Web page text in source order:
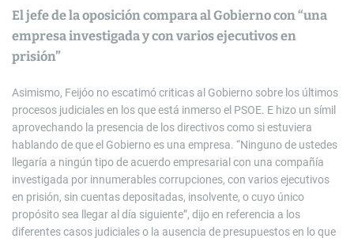
El jefe de la oposición compara al Gobierno con “una
empresa investigada y con varios ejecutivos en
prisión”
Asimismo, Feijóo no escatimó criticas al Gobierno sobre los últimos
procesos judiciales en los que está inmerso el PSOE. E hizo un símil
aprovechando la presencia de los directivos como si estuviera
hablando de que el Gobierno es una empresa. “Ninguno de ustedes
llegaría a ningún tipo de acuerdo empresarial con una compañía
investigada por innumerables corrupciones, con varios ejecutivos
en prisión, sin cuentas depositadas, insolvente, o cuyo único
propósito sea llegar al día siguiente”, dijo en referencia a los
diferentes casos judiciales o la ausencia de presupuestos en lo que